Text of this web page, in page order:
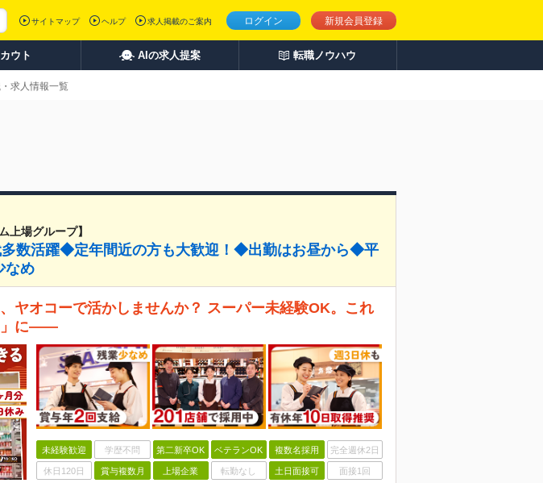
ログイン 新規会員登録
サイトマップ ヘルプ 求人掲載のご案内
ウト AIの求人提案 転職ノウハウ
求人情報一覧
上場グループ】
数活躍◆定年間近の方も大歓迎！◆出勤はお昼から◆平
なめ
ヤオコーで活かしませんか？ スーパー未経験OK。これ
」に――
未経験歓迎 学歴不問 第二新卒OK ベテランOK 複数名採用 完全週休2日
休日120日 賞与複数月 上場企業 転勤なし 土日面接可 面接1回